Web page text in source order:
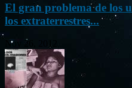
El gran problema de los
los extraterrestres...
Nov 26, 2012